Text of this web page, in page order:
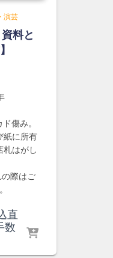
演芸
料と
傷み。
紙に所有
札はがし
際はご
直
数